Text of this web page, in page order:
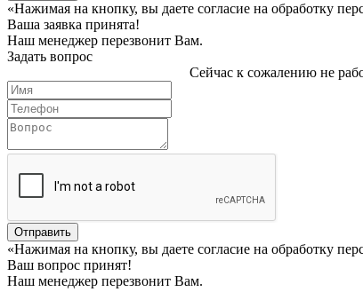
«Нажимая на кнопку, вы даете согласие на обработку
Ваша заявка принята!
Наш менеджер перезвонит Вам.
Задать вопрос
Сейчас к сожалению не
Отправить
«Нажимая на кнопку, вы даете согласие на обработку
Ваш вопрос принят!
Наш менеджер перезвонит Вам.